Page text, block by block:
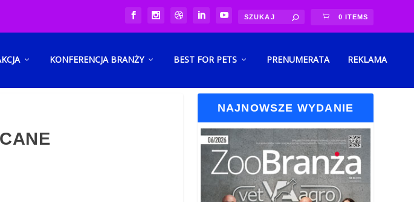
0 ITEMS
KONFERENCJA BRANŻY BEST FOR PETS PRENUMERATA REKLAMA
NAJNOWSZE WYDANIE